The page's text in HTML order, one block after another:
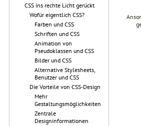
CSS ins rechte Licht gerückt
Wofür eigentlich CSS?
Farben und CSS
Schriften und CSS
Animation von
Pseudoklassen und CSS
Bilder und CSS
Alternative Stylesheets,
Benutzer und CSS
Die Vorteile von CSS-Design
Mehr
Gestaltungsmöglichkeiten
Zentrale
Designinformationen